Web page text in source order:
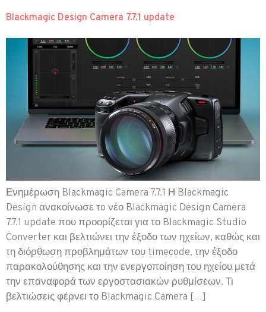
Blackmagic Design Camera 7.7.1 update
Ενημέρωση Blackmagic Camera 7.7.1 Η Blackmagic
Design ανακοίνωσε τo νέο Blackmagic Design Camera
7.7.1 update που προορίζεται για το Blackmagic Studio
Converter και βελτιώνει την έξοδο των ηχείων, καθώς και
τη διόρθωση προβλημάτων του timecode, την έξοδο
παρακολούθησης και την ενεργοποίηση του ηχείου μετά
την επαναφορά των εργοστασιακών ρυθμίσεων. Τι
βελτιώσεις φέρνει το Blackmagic Camera […]